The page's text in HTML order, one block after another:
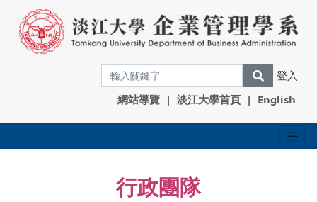
登入
網站導覽 | 淡江大學首頁 | English
行政團隊